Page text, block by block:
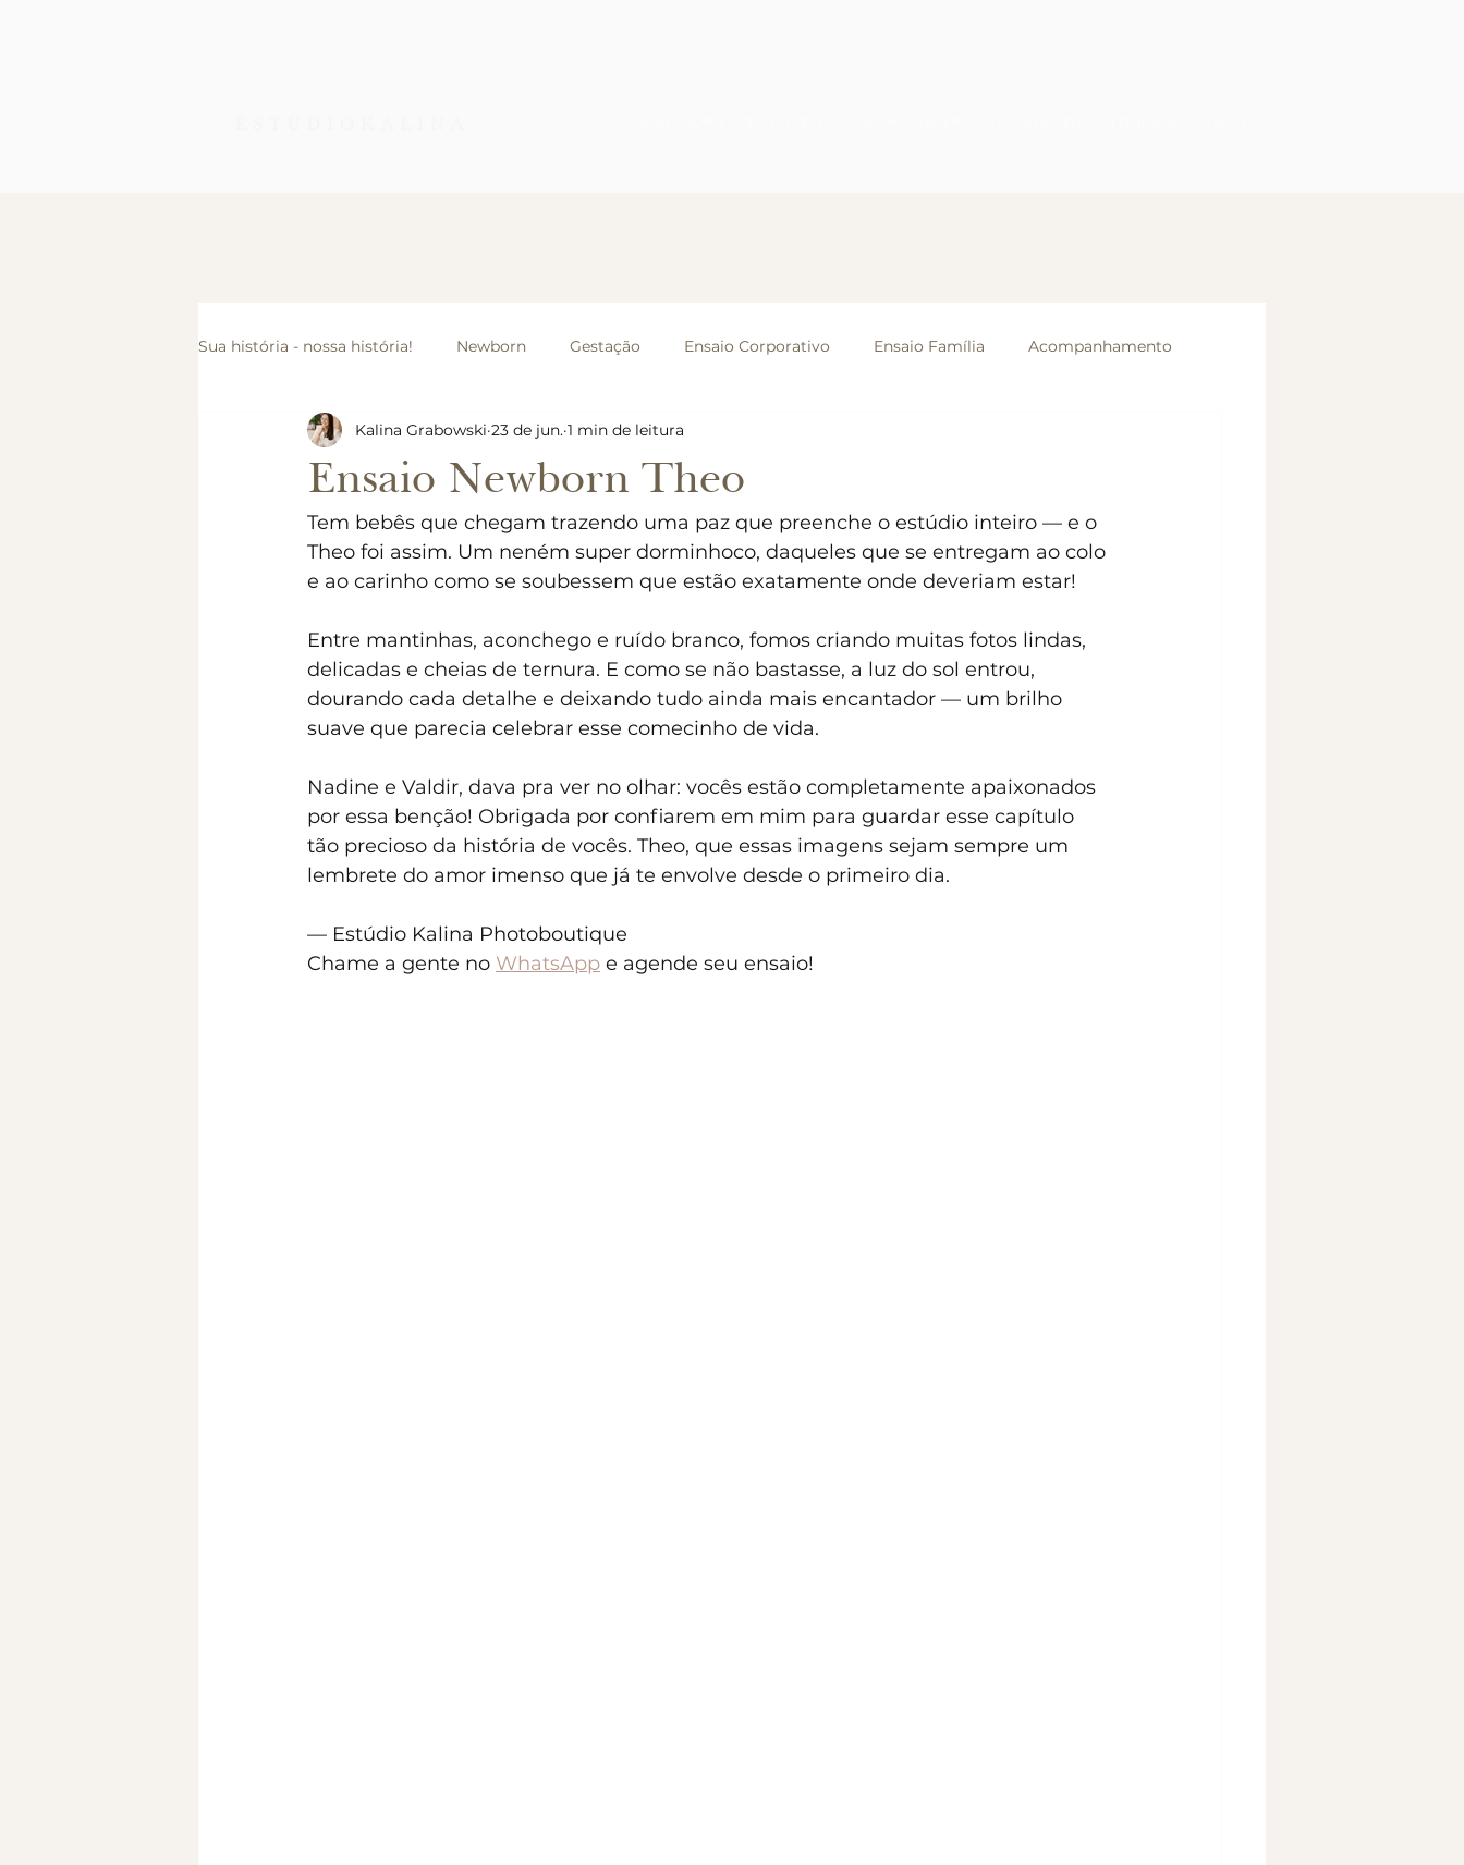
Sua história - nossa história! Newborn Gestação Ensaio Corporativo Ensaio Família Acompanhamento
Ensaio Infantil Cursos, Palestras e Mentorias Ensaio Casal
Ensaio Newborn Theo
Kalina Grabowski 23 de jun. 1 min de leitura
Tem bebês que chegam trazendo uma paz que preenche o estúdio inteiro — e o
Theo foi assim. Um neném super dorminhoco, daqueles que se entregam ao colo
e ao carinho como se soubessem que estão exatamente onde deveriam estar!
Entre mantinhas, aconchego e ruído branco, fomos criando muitas fotos lindas,
delicadas e cheias de ternura. E como se não bastasse, a luz do sol entrou,
dourando cada detalhe e deixando tudo ainda mais encantador — um brilho
suave que parecia celebrar esse comecinho de vida.
Nadine e Valdir, dava pra ver no olhar: vocês estão completamente apaixonados
por essa benção! Obrigada por confiarem em mim para guardar esse capítulo
tão precioso da história de vocês. Theo, que essas imagens sejam sempre um
lembrete do amor imenso que já te envolve desde o primeiro dia.
— Estúdio Kalina Photoboutique
Chame a gente no WhatsApp e agende seu ensaio!